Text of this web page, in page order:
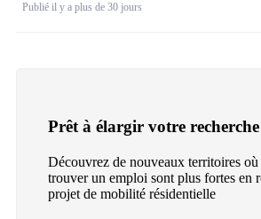
Publié il y a plus de 30 jours
Prêt à élargir votre
Découvrez de nouveaux territoires où
trouver un emploi sont plus fortes en
projet de mobilité résidentielle